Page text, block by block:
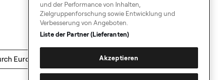
Europa
und der Performance von Inhalten,
Zielgruppenforschung sowie Entwicklung und
Verbesserung von Angeboten.
Liste der Partner (Lieferanten)
Akzeptieren